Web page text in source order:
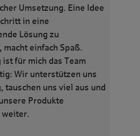
Umsetzung. Eine Idee
in eine
Lösung zu
einfach Spaß.
für mich das Team
Wir unterstützen uns
tauschen uns viel aus und
Produkte
weiter.